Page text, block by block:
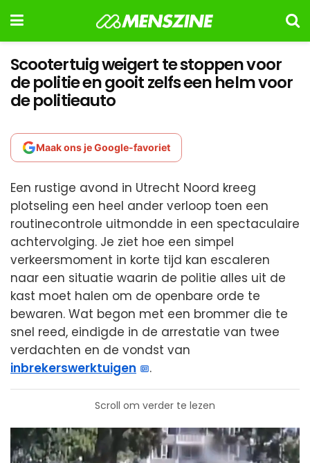
Scootertuig weigert te stoppen voor
de politie en gooit zelfs een helm voor
de politieauto
Maak ons je Google-favoriet
Een rustige avond in Utrecht Noord kreeg
plotseling een heel ander verloop toen een
routinecontrole uitmondde in een spectaculaire
achtervolging. Je ziet hoe een simpel
verkeersmoment in korte tijd kan escaleren
naar een situatie waarin de politie alles uit de
kast moet halen om de openbare orde te
bewaren. Wat begon met een brommer die te
snel reed, eindigde in de arrestatie van twee
verdachten en de vondst van
inbrekerswerktuigen
.
Scroll om verder te lezen